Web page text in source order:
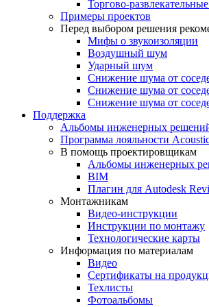
Торгово-
Примеры проектов
Перед выбором решения
Мифы о звукоизоляции
Воздушный шум
Ударный шум
Снижение шума от
Снижение шума от
Снижение шума от
Поддержка
Альбомы инженерных
Программа лояльности
В помощь проектировщикам
Альбомы инженерных
BIM
Плагин для Autodesk
Монтажникам
Видео-инструкции
Инструкции по монтажу
Технологические карты
Информация по материалам
Видео
Сертификаты на
Техлисты
Фотоальбомы